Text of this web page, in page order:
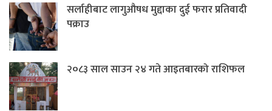
सर्लाहीबाट लागुऔषध मुद्दाका दुई फरार प्रतिवादी
पक्राउ
२०८३ साल साउन २४ गते आइतबारको राशिफल